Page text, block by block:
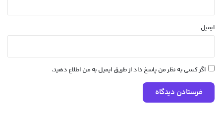
ایمیل
اگر کسی به نظر من پاسخ داد از طریق ایمیل به من اطلاع دهید.